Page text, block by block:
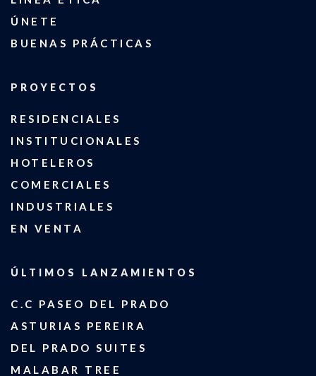
ÚNETE
BUENAS PRÁCTICAS
PROYECTOS
RESIDENCIALES
INSTITUCIONALES
HOTELEROS
COMERCIALES
INDUSTRIALES
EN VENTA
ÚLTIMOS LANZAMIENTOS
C.C PASEO DEL PRADO
ASTURIAS PEREIRA
DEL PRADO SUITES
MALABAR TREE